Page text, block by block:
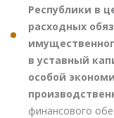
Республики в
расходных
в уставный
особой
финансового